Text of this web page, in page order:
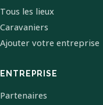
Tous les lieux
Caravaniers
Ajouter votre entreprise
ENTREPRISE
Partenaires